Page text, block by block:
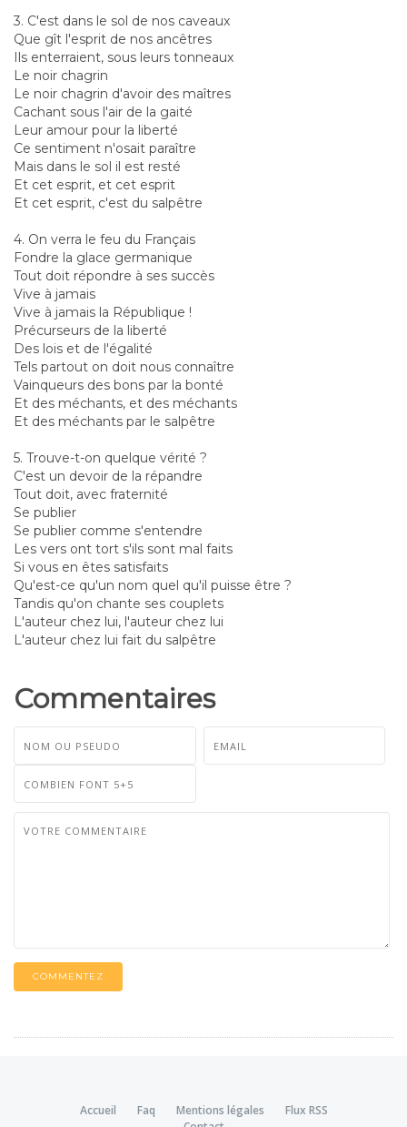
3. C'est dans le sol de nos caveaux
Que gît l'esprit de nos ancêtres
Ils enterraient, sous leurs tonneaux
Le noir chagrin
Le noir chagrin d'avoir des maîtres
Cachant sous l'air de la gaité
Leur amour pour la liberté
Ce sentiment n'osait paraître
Mais dans le sol il est resté
Et cet esprit, et cet esprit
Et cet esprit, c'est du salpêtre
4. On verra le feu du Français
Fondre la glace germanique
Tout doit répondre à ses succès
Vive à jamais
Vive à jamais la République !
Précurseurs de la liberté
Des lois et de l'égalité
Tels partout on doit nous connaître
Vainqueurs des bons par la bonté
Et des méchants, et des méchants
Et des méchants par le salpêtre
5. Trouve-t-on quelque vérité ?
C'est un devoir de la répandre
Tout doit, avec fraternité
Se publier
Se publier comme s'entendre
Les vers ont tort s'ils sont mal faits
Si vous en êtes satisfaits
Qu'est-ce qu'un nom quel qu'il puisse être ?
Tandis qu'on chante ses couplets
L'auteur chez lui, l'auteur chez lui
L'auteur chez lui fait du salpêtre
Commentaires
COMMENTEZ
Accueil Faq Mentions légales
Flux RSS